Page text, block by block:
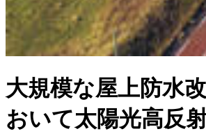
大規模な屋上防水
おいて太陽光高反